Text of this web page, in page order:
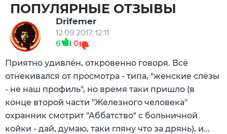
ПОПУЛЯРНЫЕ ОТЗЫВЫ
Drifemer
12.09.2017, 12:11
6
0
Приятно удивлён, откровенно говоря. Всё
отнекивался от просмотра - типа, "женские слёзы
- не наш профиль", но время таки пришло (в
конце второй части "Железного человека"
охранник смотрит "Аббатство" с больничной
койки - дай, думаю, таки гляну что за дрянь), и...